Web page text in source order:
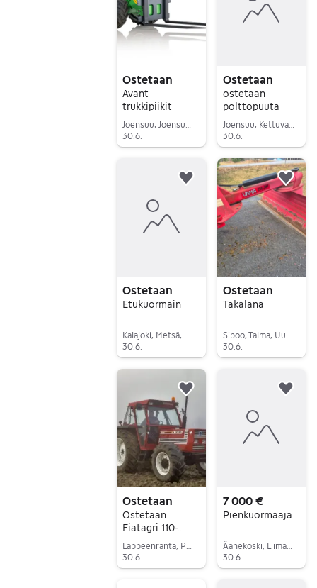
Ostetaan
Avant
trukkipiikit
30.6.
Ostetaan
ostetaan
polttopuuta
Joensuu, Kettuvaara, Pohjois-Karjala
30.6.
Ostetaan
Etukuormain
30.6.
Lisää suosikiksi.
Ostetaan
Takalana
30.6.
Ostetaan
Ostetaan
Fiatagri 110-
90DT
30.6.
7 000 €
Pienkuormaaja
Äänekoski, Liimattala, Keski-Suomi
30.6.